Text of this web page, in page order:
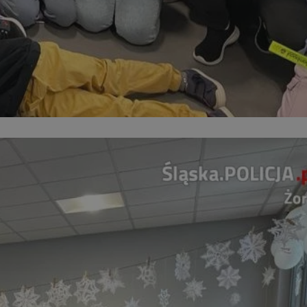
sesji.
sesji.
sesji.
ludzi i
internetowej,
ważnych raportów
internetowej.
identyfikatora
przechowywania
lub reklamy.
prywatności
przestrzeganie